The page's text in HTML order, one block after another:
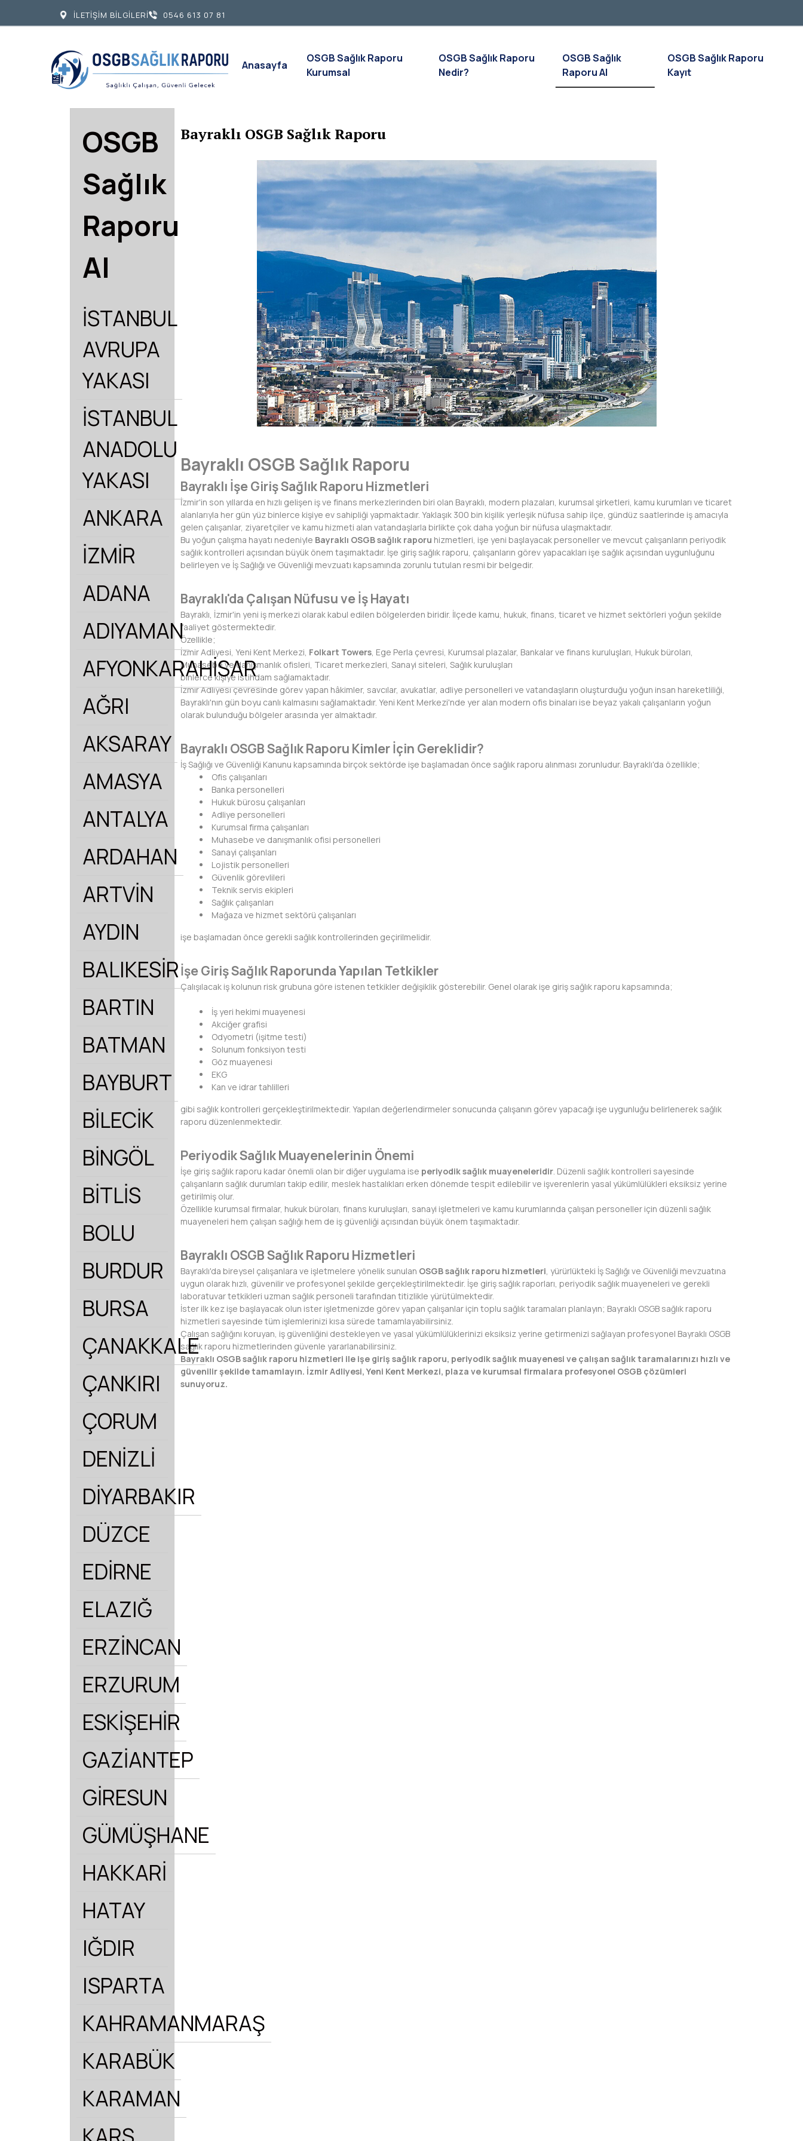
OSGB
Sağlık
Raporu
Al
İSTANBUL
AVRUPA
YAKASI
İSTANBUL
ANADOLU
YAKASI
ANKARA
İZMİR
ADANA
ADIYAMAN
AFYONKARAHİSAR
AĞRI
AKSARAY
AMASYA
ANTALYA
ARDAHAN
ARTVİN
AYDIN
BALIKESİR
BARTIN
BATMAN
BAYBURT
BİLECİK
BİNGÖL
BİTLİS
BOLU
BURDUR
BURSA
ÇANAKKALE
ÇANKIRI
ÇORUM
DENİZLİ
DİYARBAKIR
DÜZCE
EDİRNE
ELAZIĞ
ERZİNCAN
ERZURUM
ESKİŞEHİR
GAZİANTEP
GİRESUN
GÜMÜŞHANE
HAKKARİ
HATAY
IĞDIR
ISPARTA
KAHRAMANMARAŞ
KARABÜK
KARAMAN
Bayraklı OSGB Sağlık Raporu
Bayraklı OSGB Sağlık Raporu
Bayraklı İşe Giriş Sağlık Raporu Hizmetleri
İzmir'in son yıllarda en hızlı gelişen iş ve finans merkezlerinden biri olan Bayraklı, modern plazaları, kurumsal şirketleri, kamu kurumları ve ticaret
alanlarıyla her gün yüz binlerce kişiye ev sahipliği yapmaktadır. Yaklaşık 300 bin kişilik yerleşik nüfusa sahip ilçe, gündüz saatlerinde iş amacıyla
gelen çalışanlar, ziyaretçiler ve kamu hizmeti alan vatandaşlarla birlikte çok daha yoğun bir nüfusa ulaşmaktadır.
Bu yoğun çalışma hayatı nedeniyle Bayraklı OSGB sağlık raporu hizmetleri, işe yeni başlayacak personeller ve mevcut çalışanların periyodik
sağlık kontrolleri açısından büyük önem taşımaktadır. İşe giriş sağlık raporu, çalışanların görev yapacakları işe sağlık açısından uygunluğunu
belirleyen ve İş Sağlığı ve Güvenliği mevzuatı kapsamında zorunlu tutulan resmi bir belgedir.
Bayraklı'da Çalışan Nüfusu ve İş Hayatı
Bayraklı, İzmir'in yeni iş merkezi olarak kabul edilen bölgelerden biridir. İlçede kamu, hukuk, finans, ticaret ve hizmet sektörleri yoğun şekilde
faaliyet göstermektedir.
Özellikle;
İzmir Adliyesi, Yeni Kent Merkezi, Folkart Towers, Ege Perla çevresi, Kurumsal plazalar, Bankalar ve finans kuruluşları, Hukuk büroları,
Muhasebe ve danışmanlık ofisleri, Ticaret merkezleri, Sanayi siteleri, Sağlık kuruluşları
binlerce kişiye istihdam sağlamaktadır.
İzmir Adliyesi çevresinde görev yapan hâkimler, savcılar, avukatlar, adliye personelleri ve vatandaşların oluşturduğu yoğun insan hareketliliği,
Bayraklı'nın gün boyu canlı kalmasını sağlamaktadır. Yeni Kent Merkezi'nde yer alan modern ofis binaları ise beyaz yakalı çalışanların yoğun
olarak bulunduğu bölgeler arasında yer almaktadır.
Bayraklı OSGB Sağlık Raporu Kimler İçin Gereklidir?
İş Sağlığı ve Güvenliği Kanunu kapsamında birçok sektörde işe başlamadan önce sağlık raporu alınması zorunludur. Bayraklı'da özellikle;
Ofis çalışanları
Banka personelleri
Hukuk bürosu çalışanları
Adliye personelleri
Kurumsal firma çalışanları
Muhasebe ve danışmanlık ofisi personelleri
Sanayi çalışanları
Lojistik personelleri
Güvenlik görevlileri
Teknik servis ekipleri
Sağlık çalışanları
Mağaza ve hizmet sektörü çalışanları
işe başlamadan önce gerekli sağlık kontrollerinden geçirilmelidir.
İşe Giriş Sağlık Raporunda Yapılan Tetkikler
Çalışılacak iş kolunun risk grubuna göre istenen tetkikler değişiklik gösterebilir. Genel olarak işe giriş sağlık raporu kapsamında;
İş yeri hekimi muayenesi
Akciğer grafisi
Odyometri (işitme testi)
Solunum fonksiyon testi
Göz muayenesi
EKG
Kan ve idrar tahlilleri
gibi sağlık kontrolleri gerçekleştirilmektedir. Yapılan değerlendirmeler sonucunda çalışanın görev yapacağı işe uygunluğu belirlenerek sağlık
raporu düzenlenmektedir.
Periyodik Sağlık Muayenelerinin Önemi
İşe giriş sağlık raporu kadar önemli olan bir diğer uygulama ise periyodik sağlık muayeneleridir. Düzenli sağlık kontrolleri sayesinde
çalışanların sağlık durumları takip edilir, meslek hastalıkları erken dönemde tespit edilebilir ve işverenlerin yasal yükümlülükleri eksiksiz yerine
getirilmiş olur.
Özellikle kurumsal firmalar, hukuk büroları, finans kuruluşları, sanayi işletmeleri ve kamu kurumlarında çalışan personeller için düzenli sağlık
muayeneleri hem çalışan sağlığı hem de iş güvenliği açısından büyük önem taşımaktadır.
Bayraklı OSGB Sağlık Raporu Hizmetleri
Bayraklı'da bireysel çalışanlara ve işletmelere yönelik sunulan OSGB sağlık raporu hizmetleri, yürürlükteki İş Sağlığı ve Güvenliği mevzuatına
uygun olarak hızlı, güvenilir ve profesyonel şekilde gerçekleştirilmektedir. İşe giriş sağlık raporları, periyodik sağlık muayeneleri ve gerekli
laboratuvar tetkikleri uzman sağlık personeli tarafından titizlikle yürütülmektedir.
İster ilk kez işe başlayacak olun ister işletmenizde görev yapan çalışanlar için toplu sağlık taramaları planlayın; Bayraklı OSGB sağlık raporu
hizmetleri sayesinde tüm işlemlerinizi kısa sürede tamamlayabilirsiniz.
Çalışan sağlığını koruyan, iş güvenliğini destekleyen ve yasal yükümlülüklerinizi eksiksiz yerine getirmenizi sağlayan profesyonel Bayraklı OSGB
sağlık raporu hizmetlerinden güvenle yararlanabilirsiniz.
Bayraklı OSGB sağlık raporu hizmetleri ile işe giriş sağlık raporu, periyodik sağlık muayenesi ve çalışan sağlık taramalarınızı hızlı ve
güvenilir şekilde tamamlayın. İzmir Adliyesi, Yeni Kent Merkezi, plaza ve kurumsal firmalara profesyonel OSGB çözümleri
sunuyoruz.
İLETİŞİM BİLGİLERİ 0546 613 07 81
Anasayfa
OSGB Sağlık Raporu
Kurumsal
OSGB Sağlık Raporu
Nedir?
OSGB Sağlık
Raporu Al
OSGB Sağlık Raporu
Kayıt